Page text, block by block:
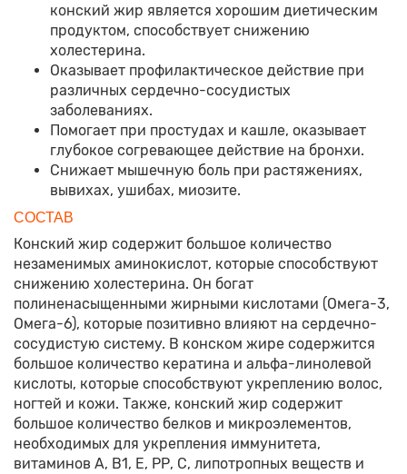
конский жир является хорошим диетическим
продуктом, способствует снижению
холестерина.
Оказывает профилактическое действие при
различных сердечно-сосудистых
заболеваниях.
Помогает при простудах и кашле, оказывает
глубокое согревающее действие на бронхи.
Снижает мышечную боль при растяжениях,
вывихах, ушибах, миозите.
СОСТАВ
Конский жир содержит большое количество
незаменимых аминокислот, которые способствуют
снижению холестерина. Он богат
полиненасыщенными жирными кислотами (Омега-3,
Омега-6), которые позитивно влияют на сердечно-
сосудистую систему. В конском жире содержится
большое количество кератина и альфа-линолевой
кислоты, которые способствуют укреплению волос,
ногтей и кожи. Также, конский жир содержит
большое количество белков и микроэлементов,
необходимых для укрепления иммунитета,
витаминов А, В1, Е, РР, С, липотропных веществ и